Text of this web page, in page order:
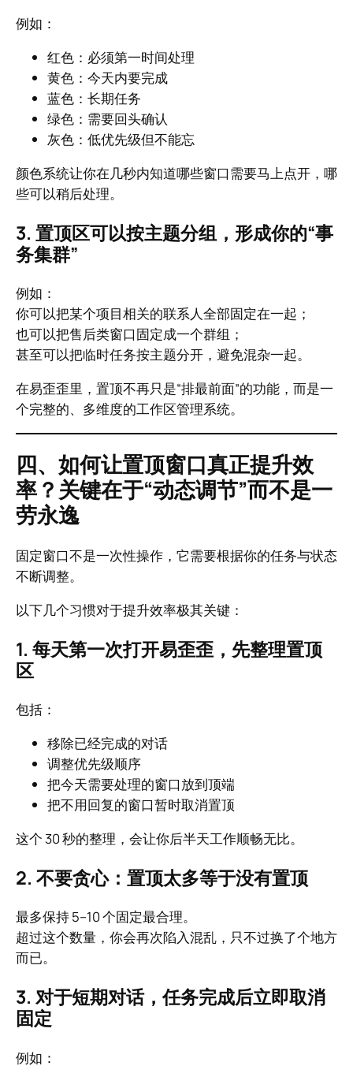
例如：
红色：必须第一时间处理
黄色：今天内要完成
蓝色：长期任务
绿色：需要回头确认
灰色：低优先级但不能忘
颜色系统让你在几秒内知道哪些窗口需要马上点开，哪
些可以稍后处理。
3. 置顶区可以按主题分组，形成你的“事
务集群”
例如：
你可以把某个项目相关的联系人全部固定在一起；
也可以把售后类窗口固定成一个群组；
甚至可以把临时任务按主题分开，避免混杂一起。
在易歪歪里，置顶不再只是“排最前面”的功能，而是一
个完整的、多维度的工作区管理系统。
四、如何让置顶窗口真正提升效
率？关键在于“动态调节”而不是一
劳永逸
固定窗口不是一次性操作，它需要根据你的任务与状态
不断调整。
以下几个习惯对于提升效率极其关键：
1. 每天第一次打开易歪歪，先整理置顶
区
包括：
移除已经完成的对话
调整优先级顺序
把今天需要处理的窗口放到顶端
把不用回复的窗口暂时取消置顶
这个 30 秒的整理，会让你后半天工作顺畅无比。
2. 不要贪心：置顶太多等于没有置顶
最多保持 5–10 个固定最合理。
超过这个数量，你会再次陷入混乱，只不过换了个地方
而已。
3. 对于短期对话，任务完成后立即取消
固定
例如：